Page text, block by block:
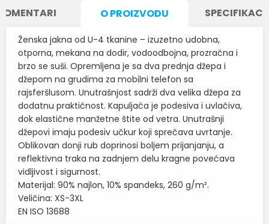
O PROIZVODU
Ženska jakna od U-4 tkanine – izuzetno udobna,
otporna, mekana na dodir, vodoodbojna, prozračna i
brzo se suši. Opremljena je sa dva prednja džepa i
džepom na grudima za mobilni telefon sa
rajsferšlusom. Unutrašnjost sadrži dva velika džepa za
dodatnu praktičnost. Kapuljača je podesiva i uvlačiva,
dok elastične manžetne štite od vetra. Unutrašnji
džepovi imaju podesiv učkur koji sprečava uvrtanje.
Oblikovan donji rub doprinosi boljem prijanjanju, a
reflektivna traka na zadnjem delu kragne povećava
vidljivost i sigurnost.
Materijal: 90% najlon, 10% spandeks, 260 g/m².
Veličina: XS-3XL
EN ISO 13688